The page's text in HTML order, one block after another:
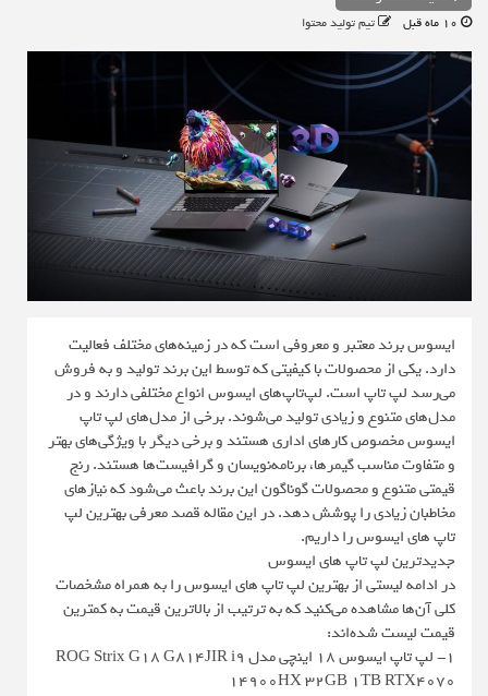
تیم تولید محتوا
ایسوس برند معتبر و معروفی است که در زمینه‌های مختلف فعالیت
دارد. یکی از محصولات با کیفیتی که توسط این برند تولید و به فروش
می‌رسد لپ تاپ است. لپ‌تاپ‌های ایسوس انواع مختلفی دارند و در
مدل‌های متنوع و زیادی تولید می‌شوند. برخی از مدل‌های لپ تاپ
ایسوس مخصوص کارهای اداری هستند و برخی دیگر با ویژگی‌های بهتر
و متفاوت مناسب گیمرها، برنامه‌نویسان و گرافیست‌ها هستند. رنج
قیمتی متنوع و محصولات گوناگون این برند باعث می‌شود که نیازهای
مخاطبان زیادی را پوشش دهد. در این مقاله قصد معرفی بهترین لپ
تاپ های ایسوس را داریم.
جدیدترین لپ تاپ های ایسوس
در ادامه لیستی از بهترین لپ تاپ های ایسوس را به همراه مشخصات
کلی آن‌ها مشاهده می‌کنید که به ترتیب از بالاترین قیمت به کمترین
قیمت لیست شده‌اند:
1- لپ تاپ ایسوس 18 اینچی مدل ROG Strix G18 G814JIR i9
14900HX 32GB 1TB RTX۴۰۷۰